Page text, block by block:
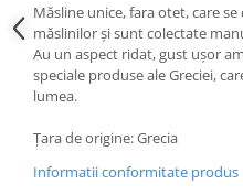
Măsline unice, fara otet, care
măslinilor și sunt colectate
Au un aspect ridat, gust ușor
speciale produse ale Greciei,
lumea.
Țara de origine: Grecia
Informatii conformitate produs